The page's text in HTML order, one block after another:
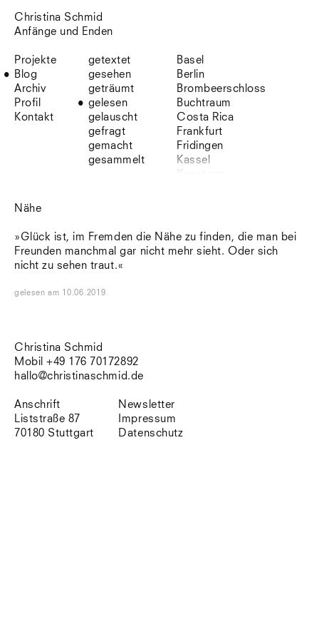
Christina Schmid
Anfänge und Enden
Projekte
Blog
Archiv
Profil
Kontakt
getextet
gesehen
geträumt
gelesen
gelauscht
gefragt
gemacht
gesammelt
Basel
Berlin
Brombeerschloss
Buchtraum
Costa Rica
Frankfurt
Fridingen
Kassel
Lissabon
Nähe
»Glück ist, im Fremden die Nähe zu finden, die man bei
Freunden manchmal gar nicht mehr sieht. Oder sich
nicht zu sehen traut.«
gelesen am 10.06.2019
Christina Schmid
Mobil +49 176 70172892
hallo@christinaschmid.de
Anschrift
Liststraße 87
70180 Stuttgart
Newsletter
Impressum
Datenschutz